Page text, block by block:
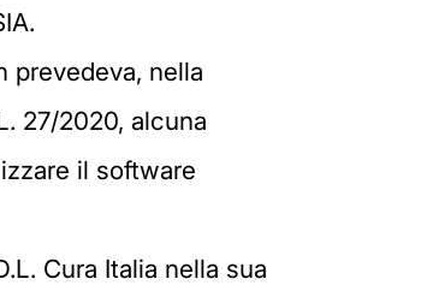
prevedeva, nella
27/2020, alcuna
il software
Cura Italia nella sua